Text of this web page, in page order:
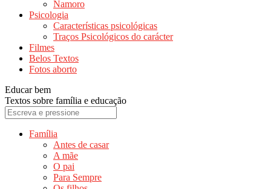
Namoro
Psicologia
Características psicológicas
Traços Psicológicos do carácter
Filmes
Belos Textos
Fotos aborto
Educar bem
Textos sobre família e educação
Família
Antes de casar
A mãe
O pai
Para Sempre